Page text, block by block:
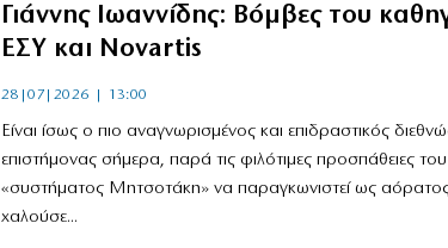
Γιάννης Ιωαννίδης: Βόμβες του
ΕΣΥ και Novartis
28|07|2026 | 13:00
Είναι ίσως ο πιο αναγνωρισμένος και επιδραστικός
επιστήμονας σήμερα, παρά τις φιλότιμες προσπάθειες του
«συστήματος Μητσοτάκη» να παραγκωνιστεί ως αόρατος
χαλούσε...